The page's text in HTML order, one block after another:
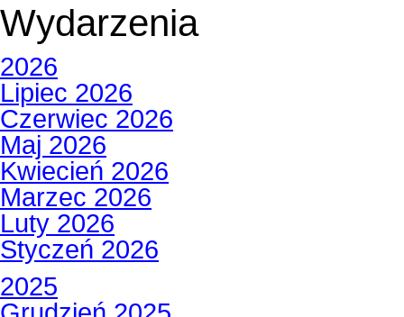
Wydarzenia
2026
Lipiec 2026
Czerwiec 2026
Maj 2026
Kwiecień 2026
Marzec 2026
Luty 2026
Styczeń 2026
2025